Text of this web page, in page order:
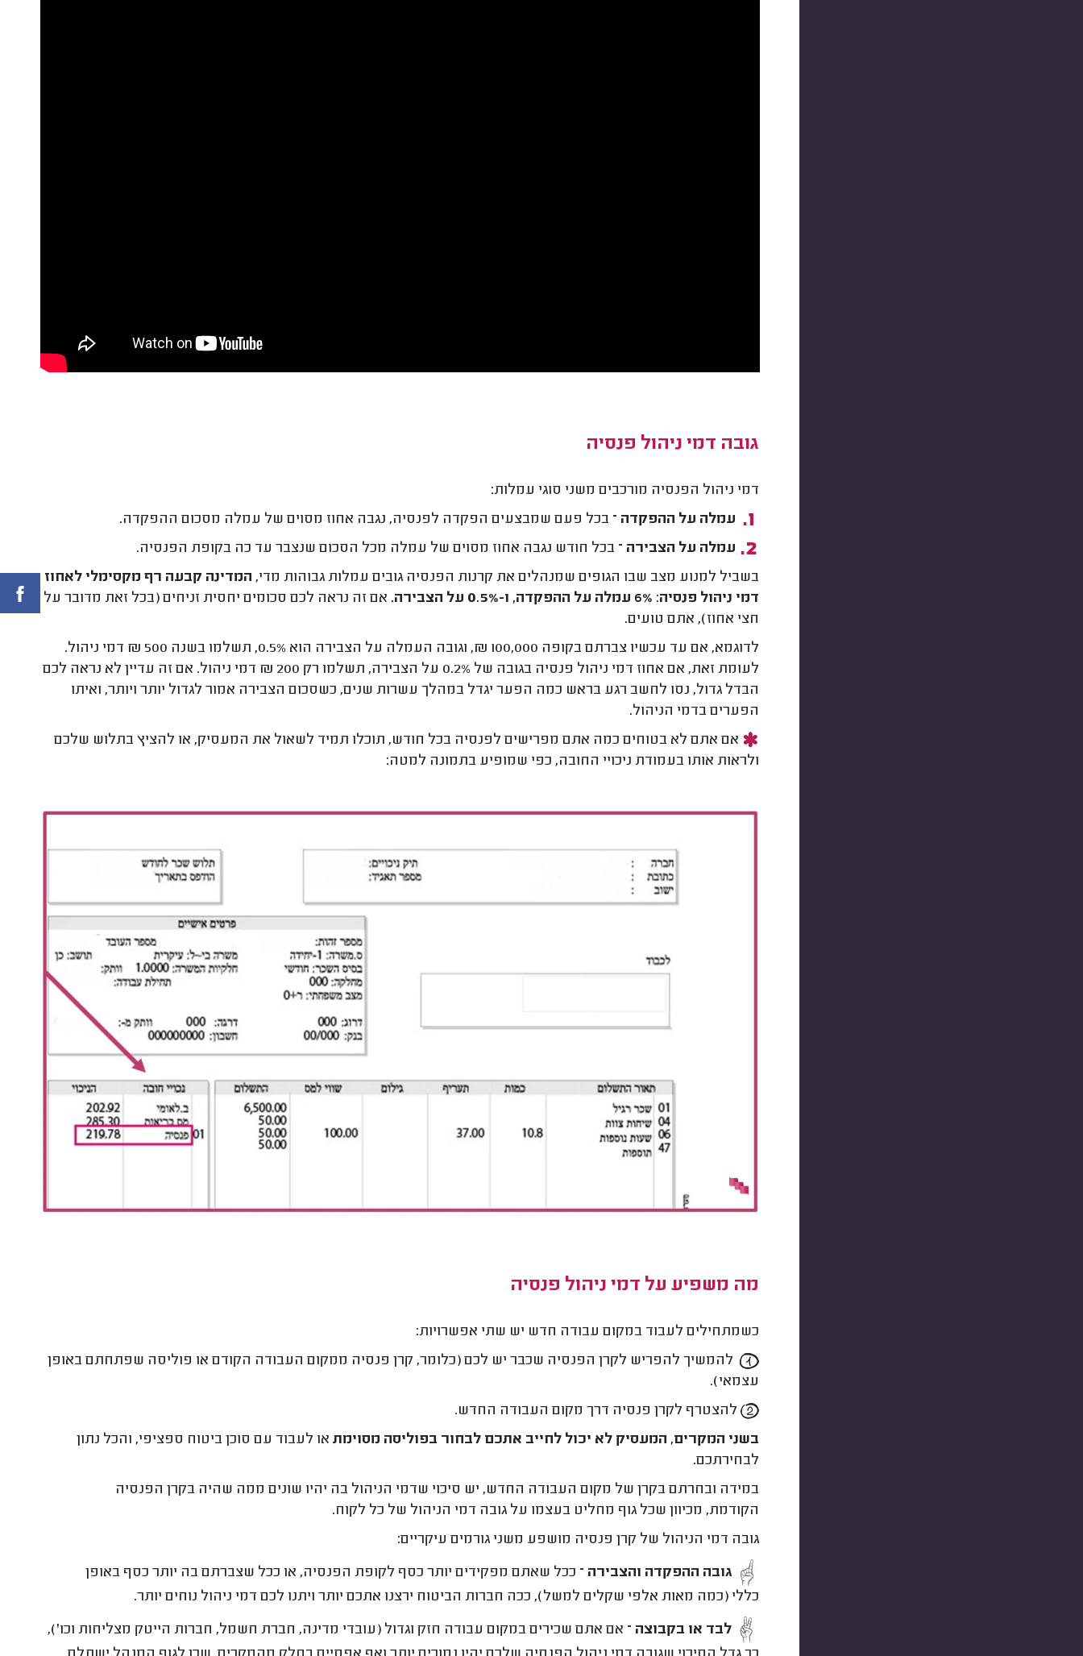
גובה דמי ניהול פנסיה
דמי ניהול הפנסיה מורכבים משני סוגי עמלות:
עמלה על ההפקדה – בכל פעם שמבצעים הפקדה לפנסיה, נגבה אחוז מסוים של עמלה מסכום ההפקדה.
עמלה על הצבירה – בכל חודש נגבה אחוז מסוים של עמלה מכל הסכום שנצבר עד כה בקופת הפנסיה.
בשביל למנוע מצב שבו הגופים שמנהלים את קרנות הפנסיה גובים עמלות גבוהות מדי,המדינה קבעה רף מקסימלי לאחוז
דמי ניהול פנסיה: 6% עמלה על ההפקדה, ו-0.5% על הצבירה.
אם זה נראה לכם סכומים יחסית זניחים (בכל זאת מדובר על
חצי אחוז), אתם טועים.
לדוגמא, אם עד עכשיו צברתם בקופה 100,000 ₪, וגובה העמלה על הצבירה הוא 0.5%, תשלמו בשנה 500 ₪ דמי ניהול.
לעומת זאת, אם אחוז דמי ניהול פנסיה בגובה של 0.2% על הצבירה, תשלמו רק 200 ₪ דמי ניהול. אם זה עדיין לא נראה לכם
הבדל גדול, נסו לחשב רגע בראש כמה הפער יגדל במהלך עשרות שנים, כשסכום הצבירה אמור לגדול יותר ויותר, ואיתו
הפערים בדמי הניהול.
אם אתם לא בטוחים כמה אתם מפרישים לפנסיה בכל חודש, תוכלו תמיד לשאול את המעסיק, או להציץ בתלוש שלכם
ולראות אותו בעמודת ניכויי החובה, כפי שמופיע בתמונה למטה:
מה משפיע על דמי ניהול פנסיה
כשמתחילים לעבוד במקום עבודה חדש יש שתי אפשרויות:
להמשיך להפריש לקרן הפנסיה שכבר יש לכם (כלומר, קרן פנסיה ממקום העבודה הקודם או פוליסה שפתחתם באופן
עצמאי).
להצטרף לקרן פנסיה דרך מקום העבודה החדש.
בשני המקרים, המעסיק לא יכול לחייב אתכם לבחור בפוליסה מסוימתאו לעבוד עם סוכן ביטוח ספציפי, והכל נתון
לבחירתכם.
במידה ובחרתם בקרן של מקום העבודה החדש, יש סיכוי שדמי הניהול בה יהיו שונים ממה שהיה בקרן הפנסיה
הקודמת, מכיוון שכל גוף מחליט בעצמו על גובה דמי הניהול של כל לקוח.
גובה דמי הניהול של קרן פנסיה מושפע משני גורמים עיקריים:
גובה ההפקדה והצבירה – ככל שאתם מפקידים יותר כסף לקופת הפנסיה, או ככל שצברתם בה יותר כסף באופן
כללי (כמה מאות אלפי שקלים למשל), ככה חברות הביטוח ירצנו אתכם יותר ויתנו לכם דמי ניהול נוחים יותר.
לבד או בקבוצה – אם אתם שכירים במקום עבודה חזק וגדול (עובדי מדינה, חברת חשמל, חברות הייטק מצליחות וכו'),